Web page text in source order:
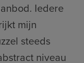
Iedere
mijn
steeds
niveau